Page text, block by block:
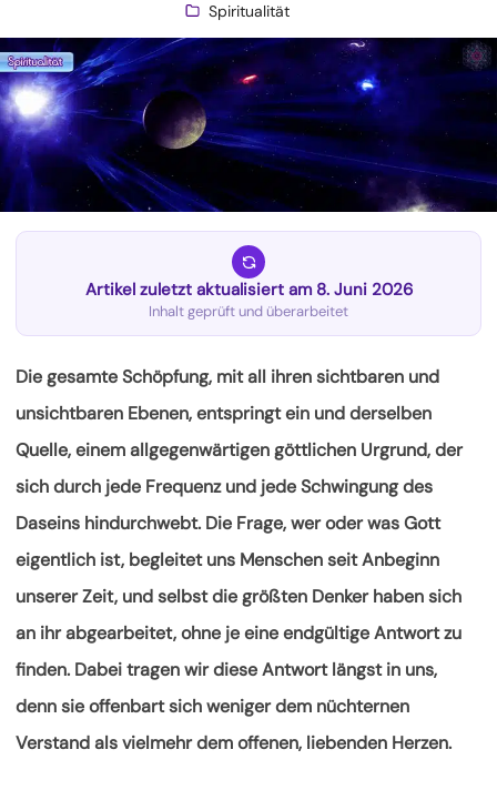
Spiritualität
Artikel zuletzt aktualisiert am 8. Juni 2026
Inhalt geprüft und überarbeitet
Die gesamte Schöpfung, mit all ihren sichtbaren und
unsichtbaren Ebenen, entspringt ein und derselben
Quelle, einem allgegenwärtigen göttlichen Urgrund, der
sich durch jede Frequenz und jede Schwingung des
Daseins hindurchwebt. Die Frage, wer oder was Gott
eigentlich ist, begleitet uns Menschen seit Anbeginn
unserer Zeit, und selbst die größten Denker haben sich
an ihrabgearbeitet, ohne je eine endgültige Antwort zu
finden. Dabei tragen wir diese Antwort längst in uns,
denn sie offenbart sich weniger dem nüchternen
Verstand als vielmehr dem offenen, liebenden Herzen.